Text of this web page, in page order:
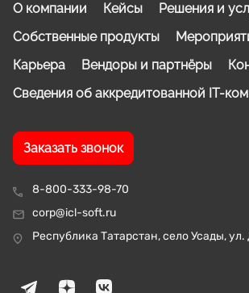
8-800-333-98-70
corp@icl-soft.ru
Республика Татарстан, село Усады,
О компании Кейсы
Решения и
Собственные продукты
Карьера
Вендоры и партнёры
Сведения об аккредитованной IT-
Заказать звонок